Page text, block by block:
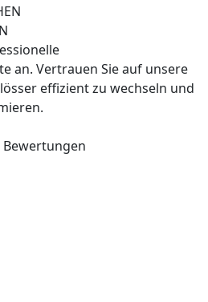
an. Vertrauen Sie auf unsere
effizient zu wechseln und